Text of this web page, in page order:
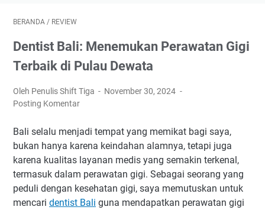
BERANDA / REVIEW
Dentist Bali: Menemukan Perawatan Gigi
Terbaik di Pulau Dewata
Oleh Penulis Shift Tiga
November 30, 2024
Posting Komentar
Bali selalu menjadi tempat yang memikat bagi saya,
bukan hanya karena keindahan alamnya, tetapi juga
karena kualitas layanan medis yang semakin terkenal,
termasuk dalam perawatan gigi. Sebagai seorang yang
peduli dengan kesehatan gigi, saya memutuskan untuk
mencari dentist Bali guna mendapatkan perawatan gigi